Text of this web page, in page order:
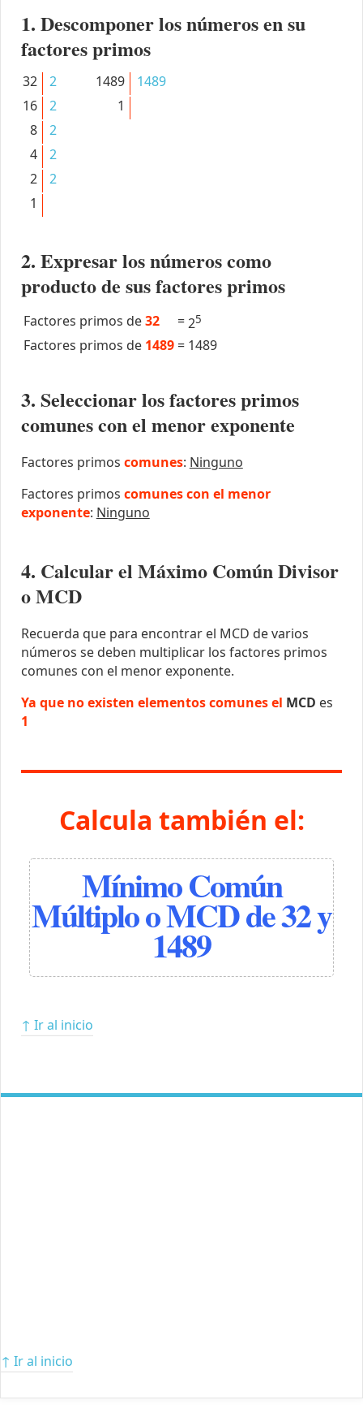
1. Descomponer los números en su
factores primos
32
2
16
2
8
2
4
2
2
2
1
1489
1489
1
2. Expresar los números como
producto de sus factores primos
Factores primos de32 =25
Factores primos de 1489 = 1489
3. Seleccionar los factores primos
comunes con el menor exponente
Factores primos comunes: Ninguno
Factores primos comunes con el menor
exponente: Ninguno
4. Calcular el Máximo Común Divisor
o MCD
Recuerda que para encontrar el MCD de varios
números se deben multiplicar los factores primos
comunes con el menor exponente.
Ya que no existen elementos comunes el MCD es
1
Calcula también el:
Mínimo Común
Múltiplo o MCD de 32 y
1489
↑ Ir al inicio
↑ Ir al inicio